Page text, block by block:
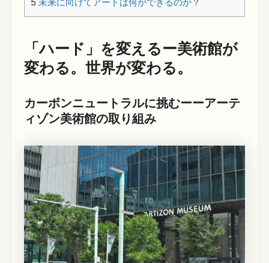
「ハード」を変えるー美術館が
変わる。世界が変わる。
カーボンニュートラルに挑むーーアーテ
ィゾン美術館の取り組み